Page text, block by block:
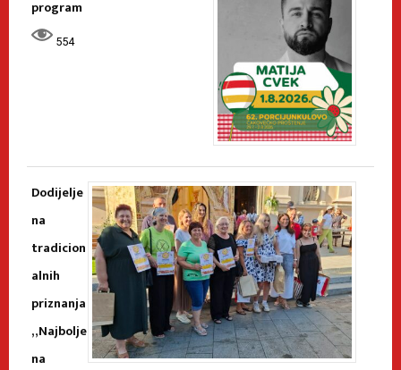
program
554
Dodijelje
na
tradicion
alnih
priznanja
„Najbolje
na